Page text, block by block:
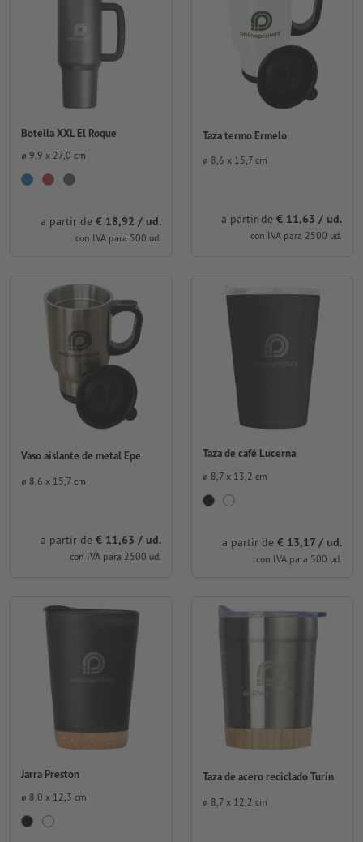
Botella XXL El Roque
⌀ 9,9 x 27,0 cm
a partir de € 18,92 / ud.
con IVA para 500 ud.
Taza termo Ermelo
⌀ 8,6 x 15,7 cm
a partir de € 11,63 / ud.
con IVA para 2500 ud.
Vaso aislante de metal Epe
⌀ 8,6 x 15,7 cm
a partir de € 11,63 / ud.
con IVA para 2500 ud.
Taza de café Lucerna
⌀ 8,7 x 13,2 cm
a partir de € 13,17 / ud.
con IVA para 500 ud.
Jarra Preston
⌀ 8,0 x 12,3 cm
Taza de acero reciclado Turín
⌀ 8,7 x 12,2 cm